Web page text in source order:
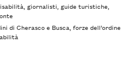
giornalisti, guide turistiche,
di Cherasco e Busca, forze dell’ordine